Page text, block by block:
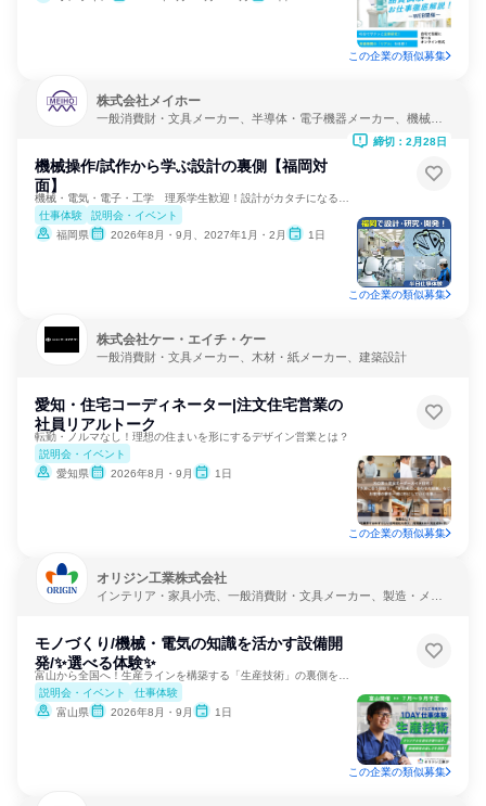
この企業の類似募集
株式会社メイホー
一般消費財・文具メーカー、半導体・電子機器メーカー、機械・
機械操作/試作から学ぶ設計の裏側【福岡対
面】
仕事体験
説明会・イベント
福岡県
2026年8月・9月、2027年1月・2月 1日
締切：2月28日
この企業の類似募集
株式会社ケー・エイチ・ケー
一般消費財・文具メーカー、木材・紙メーカー、建築設計
愛知・住宅コーディネーター|注文住宅営業の
社員リアルトーク
転勤・ノルマなし！理想の住まいを形にするデザイン営業とは？
説明会・イベント
愛知県
2026年8月・9月 1日
この企業の類似募集
オリジン工業株式会社
インテリア・家具小売、一般消費財・文具メーカー、製造・メー
モノづくり/機械・電気の知識を活かす設備開
発/✨選べる体験✨
説明会・イベント
仕事体験
富山県
2026年8月・9月 1日
この企業の類似募集